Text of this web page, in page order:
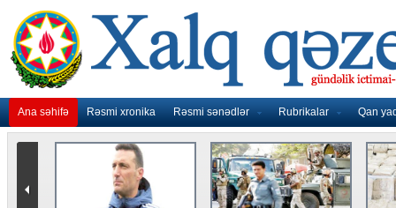
Ana səhifə Rəsmi xronika Rəsmi sənədlər Rubrikalar Qan